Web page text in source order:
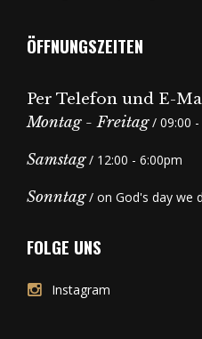
ÖFFNUNGSZEITEN
Per Telefon und E-
Montag - Freitag/ 09:00 -
Samstag/ 12:00 - 6:00pm
Sonntag/ on God's day we
FOLGE UNS
Instagram